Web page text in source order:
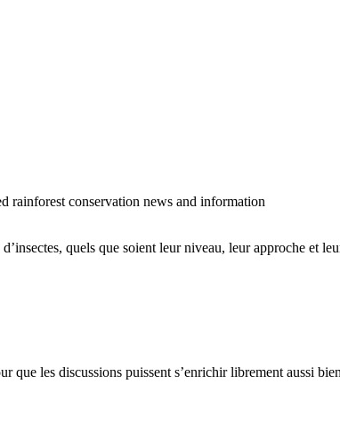
rainforest conservation news and information
quels que soient leur niveau, leur approche et
les discussions puissent s’enrichir librement aussi